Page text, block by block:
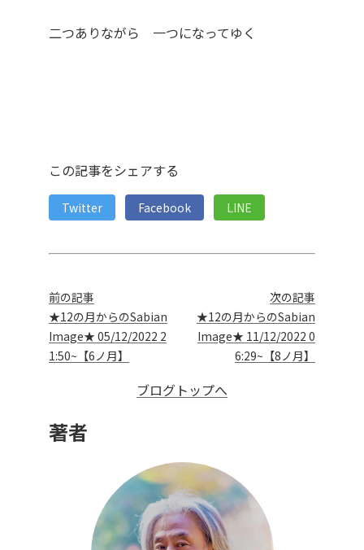
二つありながら 一つになってゆく
この記事をシェアする
Twitter Facebook LINE
前の記事
★12の月からのSabian
Image★ 05/12/2022 2
1:50~【6ノ月】
次の記事
★12の月からのSabian
Image★ 11/12/2022 0
6:29~【8ノ月】
ブログトップへ
著者